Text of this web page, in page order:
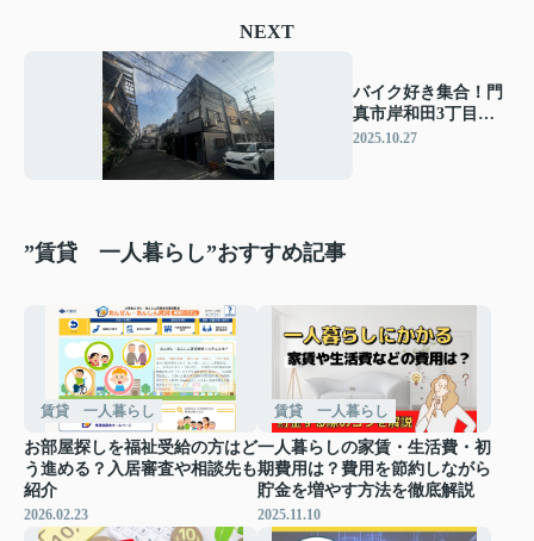
NEXT
バイク好き集合！門
真市岸和田3丁目戸
建 内装工事完了し
2025.10.27
”賃貸 一人暮らし”おすすめ記事
賃貸 一人暮らし
お部屋探しを福祉受給の方はど
う進める？入居審査や相談先も
紹介
2026.02.23
賃貸 一人暮らし
一人暮らしの家賃・生活費・初
期費用は？費用を節約しながら
貯金を増やす方法を徹底解説
2025.11.10